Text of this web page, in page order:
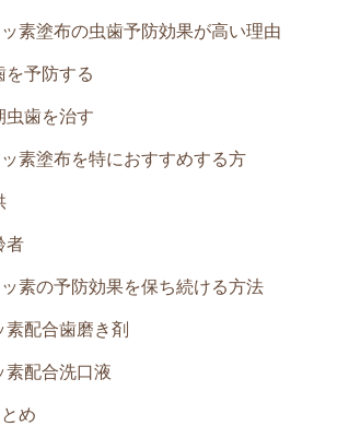
素塗布の虫歯予防効果が高い理由
を予防する
虫歯を治す
素塗布を特におすすめする方
者
素の予防効果を保ち続ける方法
素配合歯磨き剤
素配合洗口液
め